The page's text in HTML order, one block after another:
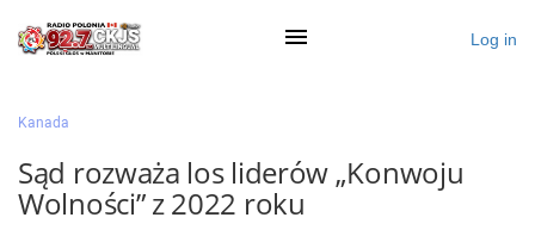
Ogłoś się
Log in
Kanada
Sąd rozważa los liderów „Konwoju
Wolności” z 2022 roku